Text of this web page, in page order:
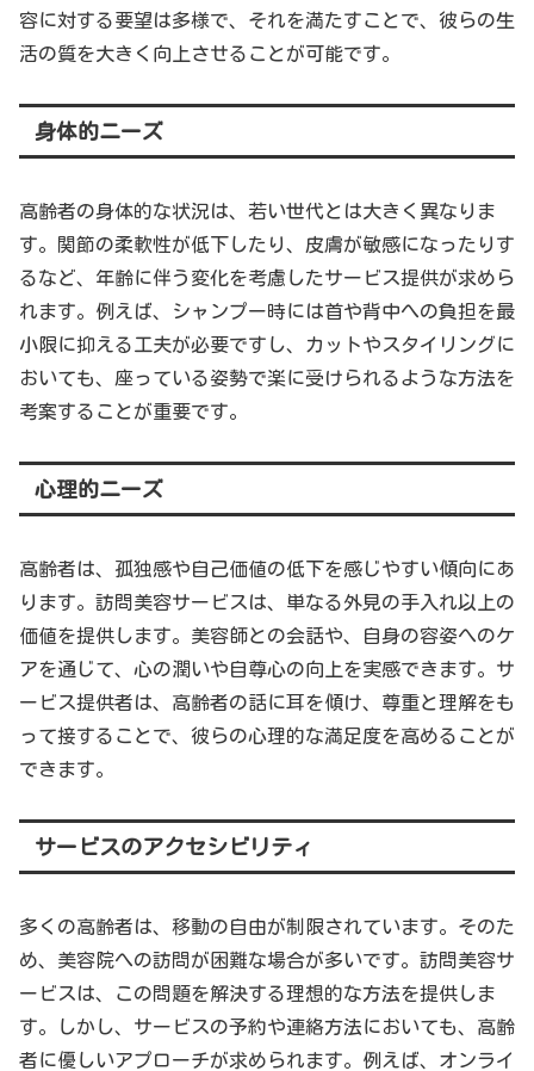
容に対する要望は多様で、それを満たすことで、彼らの生
活の質を大きく向上させることが可能です。
身体的ニーズ
高齢者の身体的な状況は、若い世代とは大きく異なりま
す。関節の柔軟性が低下したり、皮膚が敏感になったりす
るなど、年齢に伴う変化を考慮したサービス提供が求めら
れます。例えば、シャンプー時には首や背中への負担を最
小限に抑える工夫が必要ですし、カットやスタイリングに
おいても、座っている姿勢で楽に受けられるような方法を
考案することが重要です。
心理的ニーズ
高齢者は、孤独感や自己価値の低下を感じやすい傾向にあ
ります。訪問美容サービスは、単なる外見の手入れ以上の
価値を提供します。美容師との会話や、自身の容姿へのケ
アを通じて、心の潤いや自尊心の向上を実感できます。サ
ービス提供者は、高齢者の話に耳を傾け、尊重と理解をも
って接することで、彼らの心理的な満足度を高めることが
できます。
サービスのアクセシビリティ
多くの高齢者は、移動の自由が制限されています。そのた
め、美容院への訪問が困難な場合が多いです。訪問美容サ
ービスは、この問題を解決する理想的な方法を提供しま
す。しかし、サービスの予約や連絡方法においても、高齢
者に優しいアプローチが求められます。例えば、オンライ